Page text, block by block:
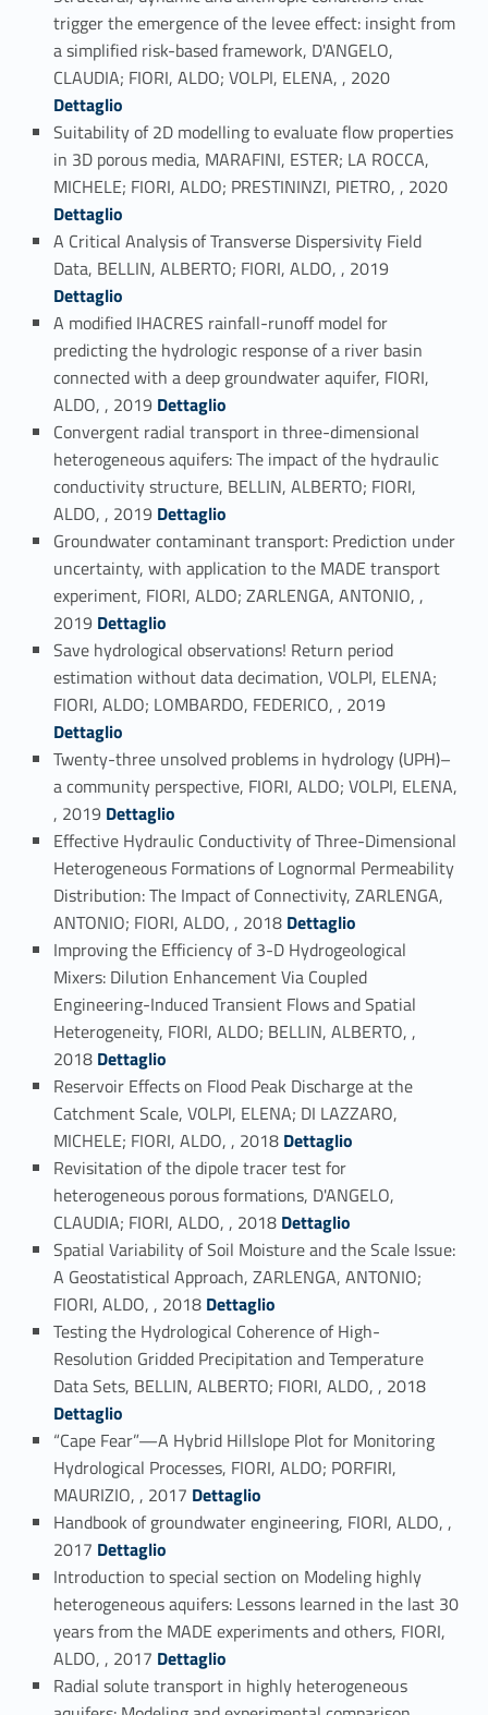
trigger the emergence of the levee effect: insight from
a simplified risk-based framework, D'ANGELO,
CLAUDIA; FIORI, ALDO; VOLPI, ELENA, , 2020Link identifier #identifier_person_140216-33
Dettaglio
Suitability of 2D modelling to evaluate flow properties
in 3D porous media, MARAFINI, ESTER; LA ROCCA,
MICHELE; FIORI, ALDO; PRESTININZI, PIETRO, , 2020
Dettaglio
A Critical Analysis of Transverse Dispersivity Field
Data, BELLIN, ALBERTO; FIORI, ALDO, , 2019
Dettaglio
A modified IHACRES rainfall-runoff model for
predicting the hydrologic response of a river basin
connected with a deep groundwater aquifer, FIORI,
ALDO, , 2019 Link identifier #identifier_person_186695-36
Dettaglio
Convergent radial transport in three-dimensional
heterogeneous aquifers: The impact of the hydraulic
conductivity structure, BELLIN, ALBERTO; FIORI,
ALDO, , 2019 Link identifier #identifier_person_62851-37
Dettaglio
Groundwater contaminant transport: Prediction under
uncertainty, with application to the MADE transport
experiment, FIORI, ALDO; ZARLENGA, ANTONIO, ,
2019 Link identifier #identifier_person_123176-38
Dettaglio
Save hydrological observations! Return period
estimation without data decimation, VOLPI, ELENA;
FIORI, ALDO; LOMBARDO, FEDERICO, , 2019
Dettaglio
Twenty-three unsolved problems in hydrology (UPH)–
a community perspective, FIORI, ALDO; VOLPI, ELENA,
, 2019 Link identifier #identifier_person_108179-40
Dettaglio
Effective Hydraulic Conductivity of Three-Dimensional
Heterogeneous Formations of Lognormal Permeability
Distribution: The Impact of Connectivity, ZARLENGA,
ANTONIO; FIORI, ALDO, , 2018 Link identifier #identifier_person_151684-41
Dettaglio
Improving the Efficiency of 3-D Hydrogeological
Mixers: Dilution Enhancement Via Coupled
Engineering-Induced Transient Flows and Spatial
Heterogeneity, FIORI, ALDO; BELLIN, ALBERTO, ,
2018 Link identifier #identifier_person_121367-42
Dettaglio
Reservoir Effects on Flood Peak Discharge at the
Catchment Scale, VOLPI, ELENA; DI LAZZARO,
MICHELE; FIORI, ALDO, , 2018 Link identifier #identifier_person_5837-43
Dettaglio
Revisitation of the dipole tracer test for
heterogeneous porous formations, D'ANGELO,
CLAUDIA; FIORI, ALDO, , 2018 Link identifier #identifier_person_87837-44
Dettaglio
Spatial Variability of Soil Moisture and the Scale Issue:
A Geostatistical Approach, ZARLENGA, ANTONIO;
FIORI, ALDO, , 2018 Link identifier #identifier_person_43716-45
Dettaglio
Testing the Hydrological Coherence of High-
Resolution Gridded Precipitation and Temperature
Data Sets, BELLIN, ALBERTO; FIORI, ALDO, , 2018
Dettaglio
“Cape Fear”—A Hybrid Hillslope Plot for Monitoring
Hydrological Processes, FIORI, ALDO; PORFIRI,
MAURIZIO, , 2017 Link identifier #identifier_person_156902-47
Dettaglio
Handbook of groundwater engineering, FIORI, ALDO, ,
2017 Link identifier #identifier_person_158473-48
Dettaglio
Introduction to special section on Modeling highly
heterogeneous aquifers: Lessons learned in the last 30
years from the MADE experiments and others, FIORI,
ALDO, , 2017 Link identifier #identifier_person_6815-49
Dettaglio
Radial solute transport in highly heterogeneous